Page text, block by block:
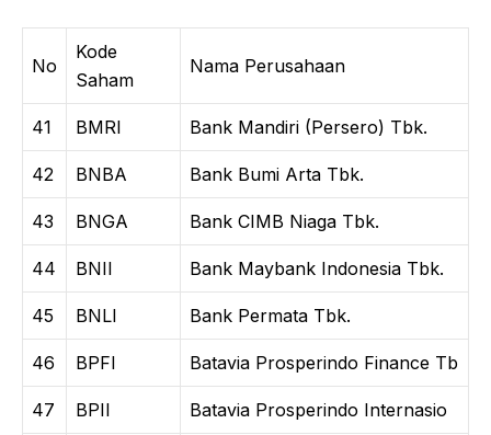
No
Kode
Saham
Nama Perusahaan
41 BMRI Bank Mandiri (Persero) Tbk.
42 BNBA Bank Bumi Arta Tbk.
43 BNGA Bank CIMB Niaga Tbk.
44 BNII Bank Maybank Indonesia Tbk.
45 BNLI Bank Permata Tbk.
46 BPFI Batavia Prosperindo Finance Tb
47 BPII Batavia Prosperindo Internasio